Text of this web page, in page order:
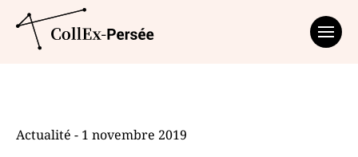
Actualité - 1 novembre 2019